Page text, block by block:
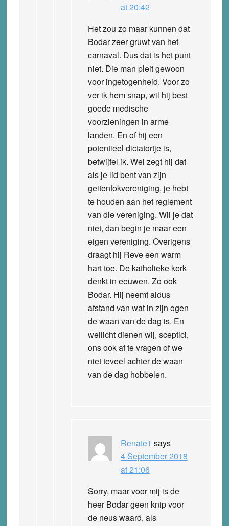
at 20:42
Het zou zo maar kunnen dat
Bodar zeer gruwt van het
carnaval. Dus dat is het punt
niet. Die man pleit gewoon
voor ingetogenheid. Voor zo
ver ik hem snap, wil hij best
goede medische
voorzieningen in arme
landen. En of hij een
potentieel dictatortje is,
betwijfel ik. Wel zegt hij dat
als je lid bent van zijn
geitenfokvereniging, je hebt
te houden aan het reglement
van die vereniging. Wil je dat
niet, dan begin je maar een
eigen vereniging. Overigens
draagt hij Reve een warm
hart toe. De katholieke kerk
denkt in eeuwen. Zo ook
Bodar. Hij neemt aldus
afstand van wat in zijn ogen
de waan van de dag is. En
wellicht dienen wij, sceptici,
ons ook af te vragen of we
niet teveel achter de waan
van de dag hobbelen.
Renate1 says
4 September 2018
at 21:06
Sorry, maar voor mij is de
heer Bodar geen knip voor
de neus waard, als